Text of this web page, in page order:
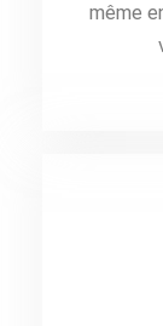
même